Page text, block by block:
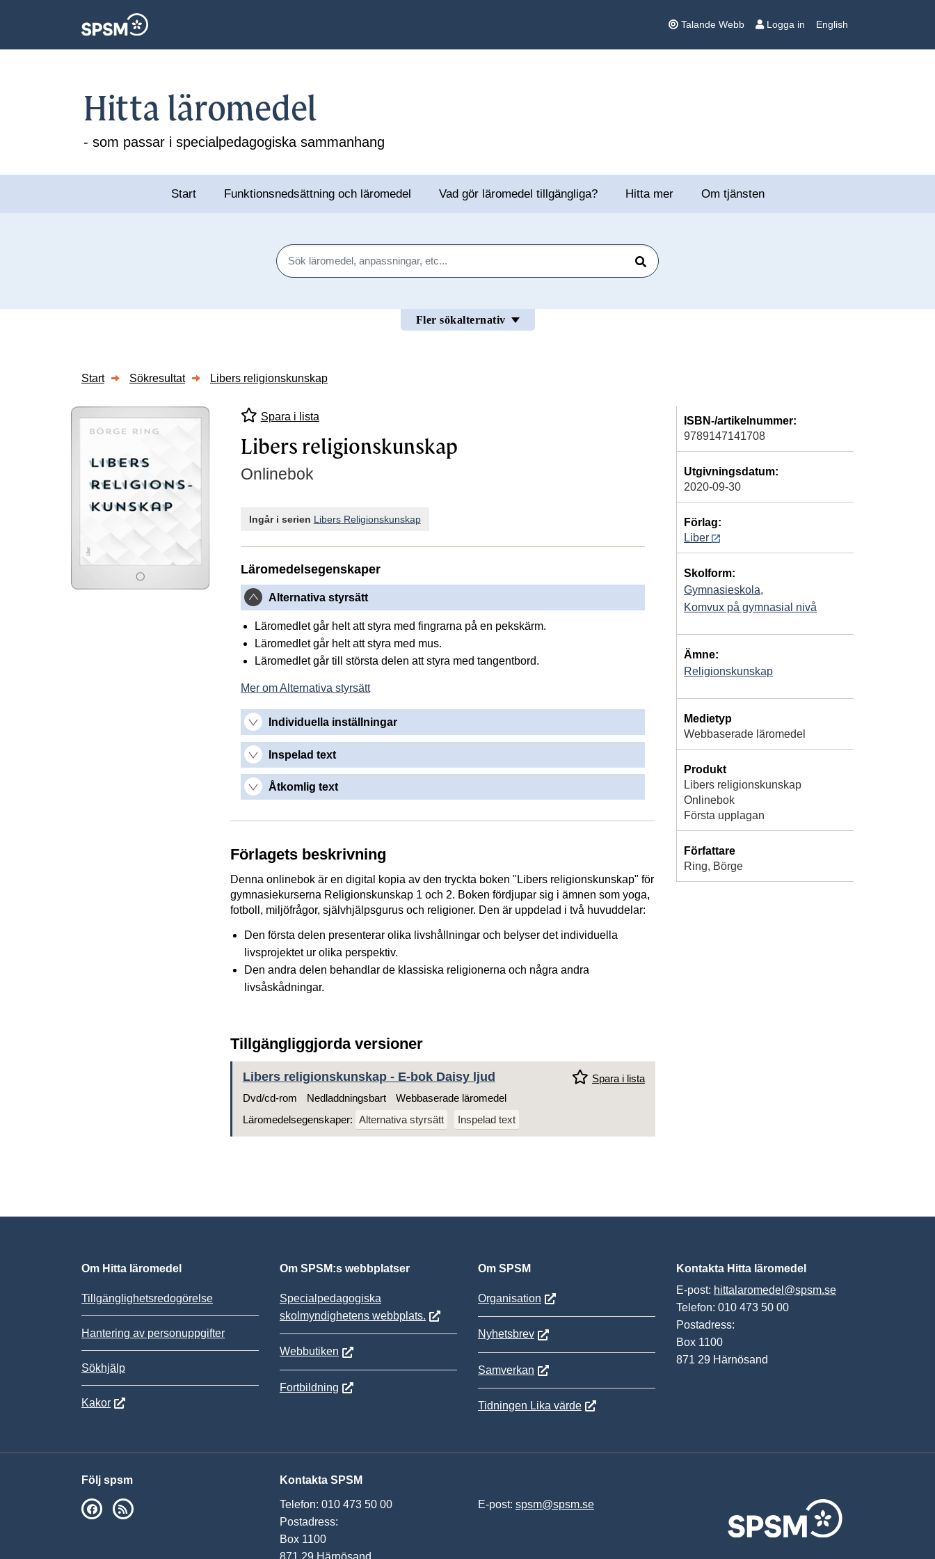
Talande Webb Logga in English
Hitta läromedel
- som passar i specialpedagogiska sammanhang
Start Funktionsnedsättning och läromedel Vad gör läromedel tillgängliga? Hitta mer Om tjänsten
Sök
Sök
Fler sökalternativ
Start Sökresultat Libers religionskunskap
Spara i lista
Libers religionskunskap
Onlinebok
Ingår i serien Libers Religionskunskap
Läromedelsegenskaper
Alternativa styrsätt
Läromedlet går helt att styra med fingrarna på en pekskärm.
Läromedlet går helt att styra med mus.
Läromedlet går till största delen att styra med tangentbord.
Mer om Alternativa styrsätt
Individuella inställningar
Inspelad text
Åtkomlig text
Förlagets beskrivning
Denna onlinebok är en digital kopia av den tryckta boken "Libers religionskunskap" för
gymnasiekurserna Religionskunskap 1 och 2. Boken fördjupar sig i ämnen som yoga,
fotboll, miljöfrågor, självhjälpsgurus och religioner. Den är uppdelad i två huvuddelar:
Den första delen presenterar olika livshållningar och belyser det individuella
livsprojektet ur olika perspektiv.
Den andra delen behandlar de klassiska religionerna och några andra
livsåskådningar.
Tillgängliggjorda versioner
Libers religionskunskap - E-bok Daisy ljud
Spara i lista
Dvd/cd-rom
Nedladdningsbart
Webbaserade läromedel
Läromedelsegenskaper: Alternativa styrsätt Inspelad text
ISBN-/artikelnummer:
9789147141708
Utgivningsdatum:
2020-09-30
Förlag:
Liber
Skolform:
Gymnasieskola,
Komvux på gymnasial nivå
Ämne:
Religionskunskap
Medietyp
Webbaserade läromedel
Produkt
Libers religionskunskap
Onlinebok
Första upplagan
Författare
Ring, Börge
Om Hitta läromedel
Tillgänglighetsredogörelse
Hantering av personuppgifter
Sökhjälp
Kakor
Om SPSM:s webbplatser
Specialpedagogiska
skolmyndighetens webbplats.
Webbutiken
Fortbildning
Om SPSM
Organisation
Nyhetsbrev
Samverkan
Tidningen Lika värde
Kontakta Hitta läromedel
E-post: hittalaromedel@spsm.se
Telefon: 010 473 50 00
Postadress:
Box 1100
871 29 Härnösand
Följ spsm
SPSM på Facebook
Kontakta SPSM
Telefon: 010 473 50 00
Postadress:
Box 1100
871 29 Härnösand
E-post: spsm@spsm.se